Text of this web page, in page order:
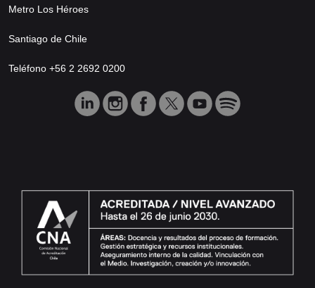
Metro Los Héroes
Santiago de Chile
Teléfono +56 2 2692 0200